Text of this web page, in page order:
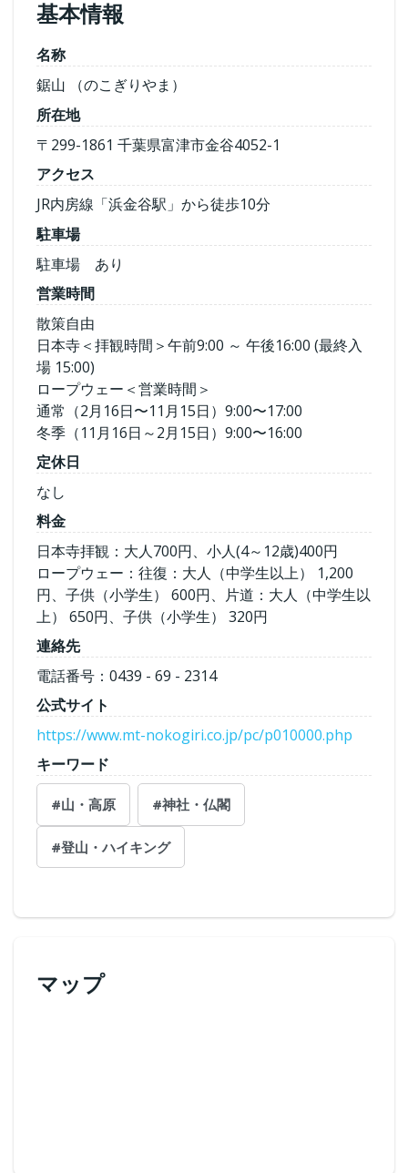
基本情報
名称
鋸山 （のこぎりやま）
所在地
〒299-1861 千葉県富津市金谷4052-1
アクセス
JR内房線「浜金谷駅」から徒歩10分
駐車場
駐車場 あり
営業時間
散策自由
日本寺＜拝観時間＞午前9:00 ～ 午後16:00 (最終入
場 15:00)
ロープウェー＜営業時間＞
通常（2月16日〜11月15日）9:00〜17:00
冬季（11月16日～2月15日）9:00〜16:00
定休日
なし
料金
日本寺拝観：大人700円、小人(4～12歳)400円
ロープウェー：往復：大人（中学生以上） 1,200
円、子供（小学生） 600円、片道：大人（中学生以
上） 650円、子供（小学生） 320円
連絡先
電話番号：0439 - 69 - 2314
公式サイト
https://www.mt-nokogiri.co.jp/pc/p010000.php
キーワード
#山・高原 #神社・仏閣
#登山・ハイキング
マップ